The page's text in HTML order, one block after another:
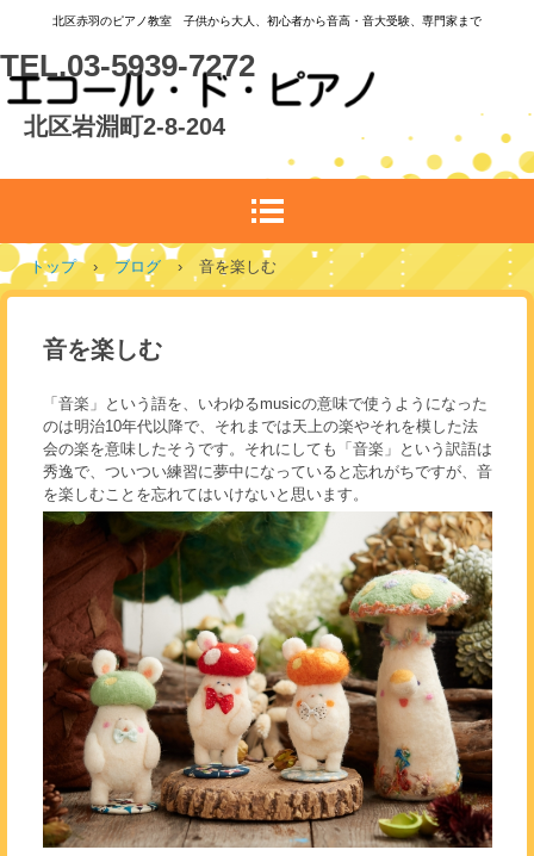
北区赤羽のピアノ教室 子供から大人、初心者から音高・音大受験、専門家まで
TEL.03-5939-7272
北区岩淵町2-8-204
トップ › ブログ › 音を楽しむ
音を楽しむ
「音楽」という語を、いわゆるmusicの意味で使うようになった
のは明治10年代以降で、それまでは天上の楽やそれを模した法
会の楽を意味したそうです。それにしても「音楽」という訳語は
秀逸で、ついつい練習に夢中になっていると忘れがちですが、音
を楽しむことを忘れてはいけないと思います。